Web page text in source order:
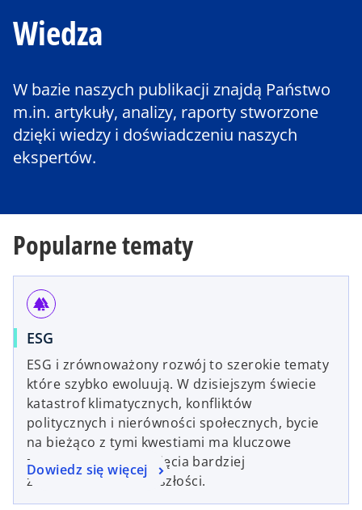
Wiedza
W bazie naszych publikacji znajdą Państwo
m.in. artykuły, analizy, raporty stworzone
dzięki wiedzy i doświadczeniu naszych
ekspertów.
Popularne tematy
forest
ESG
ESG i zrównoważony rozwój to szerokie tematy
które szybko ewoluują. W dzisiejszym świecie
katastrof klimatycznych, konfliktów
politycznych i nierówności społecznych, bycie
na bieżąco z tymi kwestiami ma kluczowe
znaczenie dla osiągnięcia bardziej
zrównoważonej przyszłości.
Dowiedz się więcej